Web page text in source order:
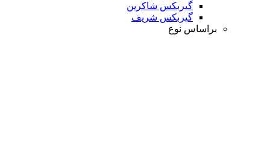
گیربکس شاکرین
گیربکس شریف
براساس نوع